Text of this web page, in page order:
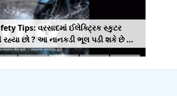
Tips: વરસાદમાં ઈલેક્ટ્રિક સ્કુટર
રહ્યા છો ? આ નાનકડી ભૂલ પડી શકે છે ભારે
સેફ્ટી ટિપ્સ